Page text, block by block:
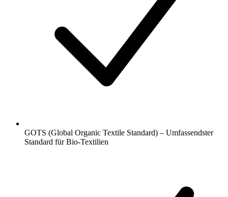
GOTS (Global Organic Textile Standard) – Umfassendster
Standard für Bio-Textilien